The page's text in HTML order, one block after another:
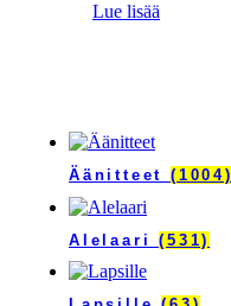
Lue lisää
Äänitteet(1004)
Alelaari(531)